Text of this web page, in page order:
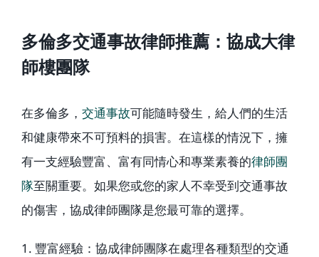
溫馨提示
語言Languages
聯絡電話：(437) 990-0999
多倫多交通事故律師推薦：協成大律
師樓團隊
在多倫多， 交通事故可能隨時發生，給人們的生活
和健康帶來不可預料的損害。在這樣的情況下，擁
有一支經驗豐富、富有同情心和專業素養的律師團
隊至關重要。如果您或您的家人不幸受到交通事故
的傷害，協成律師團隊是您最可靠的選擇。
1. 豐富經驗：協成律師團隊在處理各種類型的交通